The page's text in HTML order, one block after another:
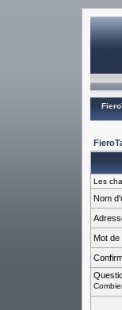
Les
Nom
Mot de